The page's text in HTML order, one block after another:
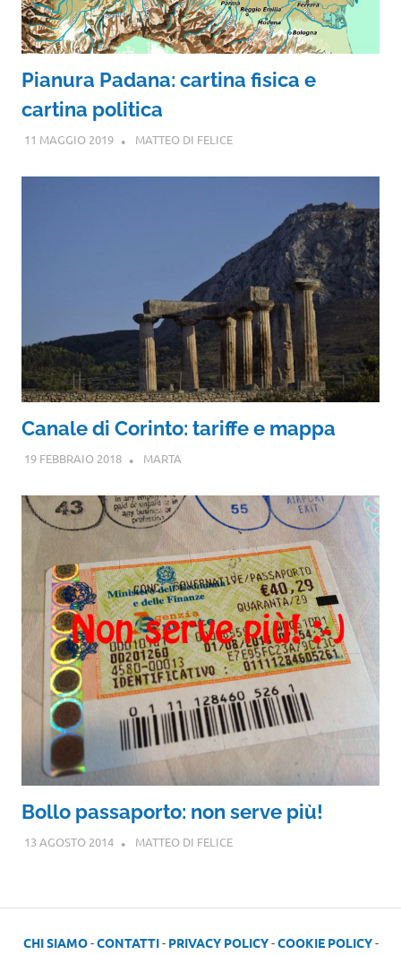
Pianura Padana: cartina fisica e
cartina politica
11 MAGGIO 2019 MATTEO DI FELICE
Canale di Corinto: tariffe e mappa
19 FEBBRAIO 2018 MARTA
Bollo passaporto: non serve più!
13 AGOSTO 2014 MATTEO DI FELICE
CHI SIAMO-CONTATTI- PRIVACY POLICY-COOKIE POLICY-